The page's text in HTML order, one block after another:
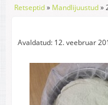
Retseptid» Mandlijuustud»
Avaldatud: 12. veebruar